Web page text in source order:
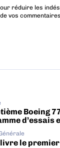
réduire les
vos
Boeing
d’essais
le